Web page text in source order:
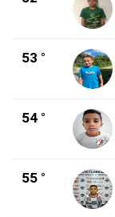
53 °
54 °
55 °